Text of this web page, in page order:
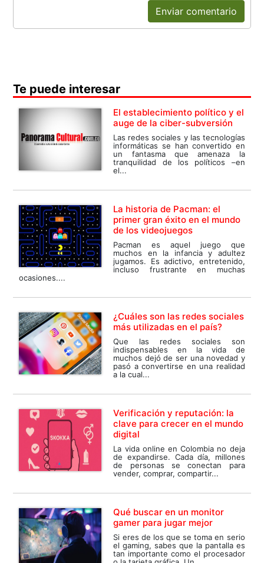
Enviar comentario
Te puede interesar
El establecimiento político y el
auge de la ciber-subversión
Las redes sociales y las tecnologías
informáticas se han convertido en
un fantasma que amenaza la
tranquilidad de los políticos –en
el...
La historia de Pacman: el
primer gran éxito en el mundo
de los videojuegos
Pacman es aquel juego que
muchos en la infancia y adultez
jugamos. Es adictivo, entretenido,
incluso frustrante en muchas
ocasiones....
¿Cuáles son las redes sociales
más utilizadas en el país?
Que las redes sociales son
indispensables en la vida de
muchos dejó de ser una novedad y
pasó a convertirse en una realidad
a la cual...
Verificación y reputación: la
clave para crecer en el mundo
digital
La vida online en Colombia no deja
de expandirse. Cada día, millones
de personas se conectan para
vender, comprar, compartir...
Qué buscar en un monitor
gamer para jugar mejor
Si eres de los que se toma en serio
el gaming, sabes que la pantalla es
tan importante como el procesador